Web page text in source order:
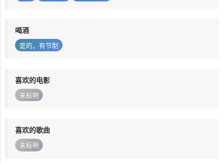
喝酒
是的，有节制
喜欢的电影
未标明
喜欢的歌曲
未标明